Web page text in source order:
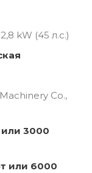
kW (45 л.с.)
Co.,
3000
или 6000